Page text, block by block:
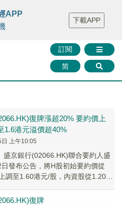
FINMETA 財華證券 媒體矩陣
智庫沙龍
聯絡我們
訂閱
简
APP
下載APP
復牌漲超20% 要約價上
1.6港元溢價超40%
上午10:05
盛京銀行(02066.HK)聯合要約人盛
發布公告，將H股初始要約價從
調至1.60港元/股，內資股從1.20
復牌